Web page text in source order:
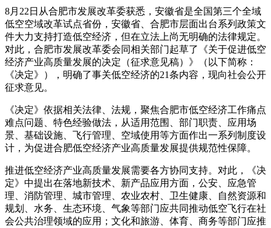
8月22日从合肥市发展改革委获悉，安徽省是全国第三个全域
低空空域改革试点省份，安徽省、合肥市层面出台系列政策文
件大力支持打造低空经济，但在立法上尚无明确的法律规定。
对此，合肥市发展改革委会同相关部门起草了《关于促进低空
经济产业高质量发展的决定（征求意见稿）》（以下简称：
《决定》），明确了事关低空经济的21条内容，现向社会公开
征求意见。
《决定》依据相关法律、法规，聚焦合肥市低空经济工作痛点
难点问题、特色经验做法，从适用范围、部门职责、应用场
景、基础设施、飞行管理、空域使用等方面作出一系列制度设
计，为促进合肥低空经济产业高质量发展提供规范性保障。
推进低空经济产业高质量发展需要各方协同支持。对此，《决
定》中提出在落地新技术、新产品应用方面，公安、应急管
理、消防管理、城市管理、农业农村、卫生健康、自然资源和
规划、水务、生态环境、气象等部门应共同推动低空飞行在社
会公共治理领域的应用；文化和旅游、体育、商务等部门应推